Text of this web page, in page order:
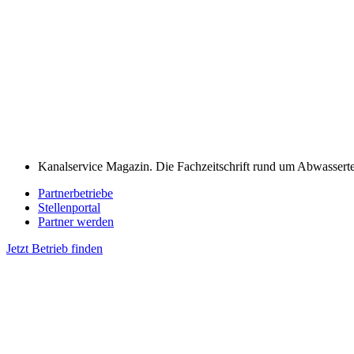
Kanalservice Magazin. Die Fachzeitschrift rund um
Partnerbetriebe
Stellenportal
Partner werden
Jetzt Betrieb finden